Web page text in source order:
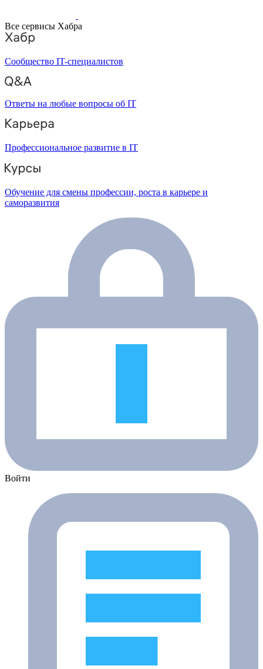
Все сервисы Хабра
Сообщество IT-специалистов
Ответы на любые вопросы об IT
Профессиональное развитие в IT
Обучение для смены профессии, роста в карьере и
саморазвития
Войти